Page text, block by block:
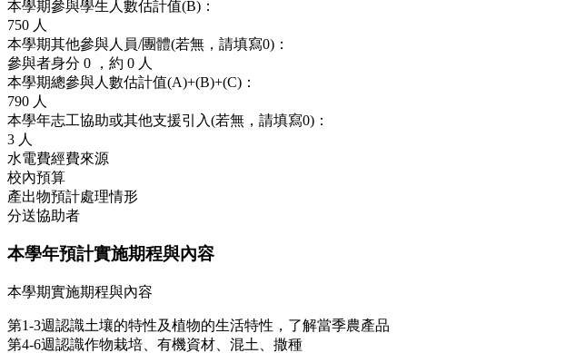
本學期參與學生人數估計值(B)：
750 人
本學期其他參與人員/團體(若無，請填寫0)：
參與者身分 0 ，約 0 人
本學期總參與人數估計值(A)+(B)+(C)：
790 人
本學年志工協助或其他支援引入(若無，請填寫0)：
3 人
水電費經費來源
校內預算
產出物預計處理情形
分送協助者
本學年預計實施期程與內容
本學期實施期程與內容
第1-3週認識土壤的特性及植物的生活特性，了解當季農產品
第4-6週認識作物栽培、有機資材、混土、撒種